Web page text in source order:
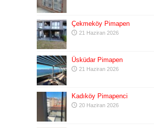
Çekmeköy Pimapen
21 Haziran 2026
Üsküdar Pimapen
21 Haziran 2026
Kadıköy Pimapenci
20 Haziran 2026